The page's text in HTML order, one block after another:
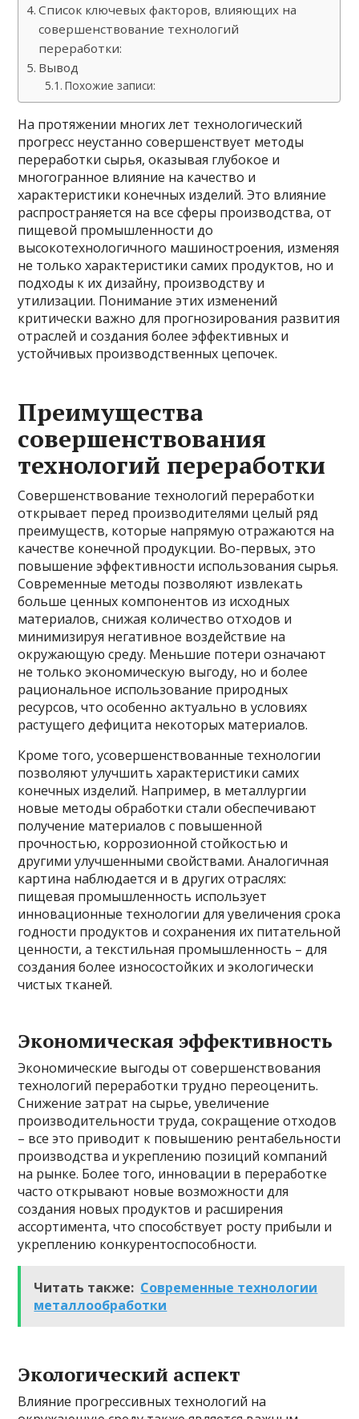
Список ключевых факторов, влияющих на
совершенствование технологий
переработки:
Вывод
Похожие записи:
На протяжении многих лет технологический
прогресс неустанно совершенствует методы
переработки сырья, оказывая глубокое и
многогранное влияние на качество и
характеристики конечных изделий. Это влияние
распространяется на все сферы производства, от
пищевой промышленности до
высокотехнологичного машиностроения, изменяя
не только характеристики самих продуктов, но и
подходы к их дизайну, производству и
утилизации. Понимание этих изменений
критически важно для прогнозирования развития
отраслей и создания более эффективных и
устойчивых производственных цепочек.
Преимущества
совершенствования
технологий переработки
Совершенствование технологий переработки
открывает перед производителями целый ряд
преимуществ, которые напрямую отражаются на
качестве конечной продукции. Во-первых, это
повышение эффективности использования сырья.
Современные методы позволяют извлекать
больше ценных компонентов из исходных
материалов, снижая количество отходов и
минимизируя негативное воздействие на
окружающую среду. Меньшие потери означают
не только экономическую выгоду, но и более
рациональное использование природных
ресурсов, что особенно актуально в условиях
растущего дефицита некоторых материалов.
Кроме того, усовершенствованные технологии
позволяют улучшить характеристики самих
конечных изделий. Например, в металлургии
новые методы обработки стали обеспечивают
получение материалов с повышенной
прочностью, коррозионной стойкостью и
другими улучшенными свойствами. Аналогичная
картина наблюдается и в других отраслях:
пищевая промышленность использует
инновационные технологии для увеличения срока
годности продуктов и сохранения их питательной
ценности, а текстильная промышленность – для
создания более износостойких и экологически
чистых тканей.
Экономическая эффективность
Экономические выгоды от совершенствования
технологий переработки трудно переоценить.
Снижение затрат на сырье, увеличение
производительности труда, сокращение отходов
– все это приводит к повышению рентабельности
производства и укреплению позиций компаний
на рынке. Более того, инновации в переработке
часто открывают новые возможности для
создания новых продуктов и расширения
ассортимента, что способствует росту прибыли и
укреплению конкурентоспособности.
Читать также: Современные технологии
металлообработки
Экологический аспект
Влияние прогрессивных технологий на